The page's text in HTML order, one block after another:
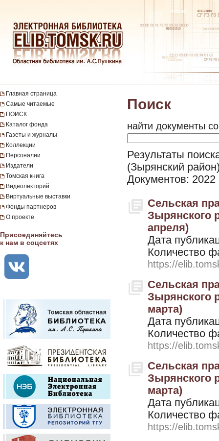
Главная страница
Самые читаемые
ПОИСК
Каталог фонда
Газеты и журналы
Коллекции
Персоналии
Издатели
Томская книга
Видеолекторий
Виртуальные выставки
Фонды партнеров
О проекте
Присоединяйтесь
к нам в соцсетях
Поиск
найти документы
Результаты
(Зырянский
Документов: 2022
Сельская
Зырянского
апреля)
Дата
Количество
https://
Сельская
Зырянского
марта)
Дата
Количество
https://
Сельская
Зырянского
марта)
Дата
Количество
https://